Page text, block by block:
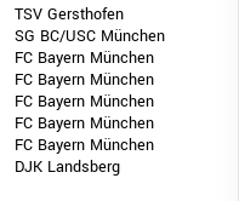
TSV Gersthofen
SG BC/USC München
FC Bayern München
FC Bayern München
FC Bayern München
FC Bayern München
FC Bayern München
DJK Landsberg